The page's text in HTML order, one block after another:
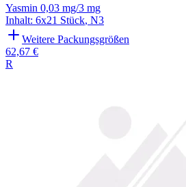
Yasmin 0,03 mg/3 mg
Inhalt: 6x21 Stück, N3
Weitere Packungsgrößen
62,67 €
R